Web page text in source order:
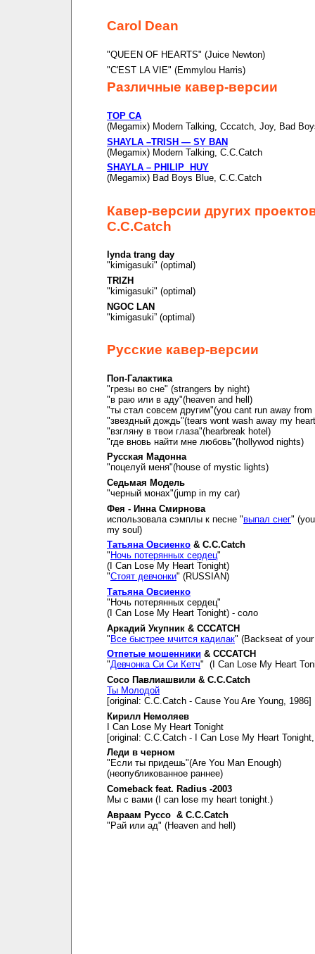
Carol Dean
"QUEEN OF HEARTS" (Juice Newton)
"C'EST LA VIE" (Emmylou Harris)
Различные кавер-версии
TOP CA
(Megamix) Modern Talking, Cccatch, Joy, Bad
SHAYLA –TRISH — SY BAN
(Megamix) Modern Talking, C.C.Catch
SHAYLA – PHILIP HUY
(Megamix) Bad Boys Blue, C.C.Catch
Кавер-версии других
C.C.Catch
lynda trang day
"kimigasuki" (optimal)
TRIZH
"kimigasuki" (optimal)
NGOC LAN
"kimigasuki” (optimal)
Русские кавер-версии
Поп-Галактика
"грезы во сне" (strangers by night)
"в раю или в аду"(heaven and hell)
"ты стал совсем другим"(you cant run away from
"звездный дождь"(tears wont wash away my
"взгляну в твои глаза"(hearbreak hotel)
"где вновь найти мне любовь"(hollywod nights)
Русская Мадонна
"поцелуй меня"(house of mystic lights)
Седьмая Модель
"черный монах"(jump in my car)
Фея - Инна Смирнова
использовала сэмплы к песне "выпал снег"
my soul)
Татьяна Овсиенко & C.C.Catch
" Ночь потерянных сердец"
(I Can Lose My Heart Tonight)
"Стоят девчонки" (RUSSIAN)
Татьяна Овсиенко
"Ночь потерянных сердец"
(I Can Lose My Heart Tonight) - соло
Аркадий Укупник & CCCATCH
"Все быстрее мчится кадилак" (Backseat of
Отпетые мошенники & CCCATCH
"Девчонка Си Си Кетч" (I Can Lose My Heart
Сосо Павлиашвили & C.C.Catch
Ты Молодой
[original: C.C.Catch - Cause You Are Young, 1986]
Кирилл Немоляев
I Can Lose My Heart Tonight
[original: C.C.Catch - I Can Lose My Heart
Леди в черном
"Если ты придешь"(Are You Man Enough)
(неопубликованное раннее)
Comeback feat. Radius -2003
Мы с вами (I can lose my heart tonight.)
Авраам Руссо & C.C.Catch
"Рай или ад" (Heaven and hell)